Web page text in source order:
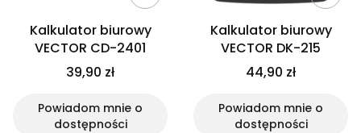
Kalkulator biurowy
VECTOR CD-2401
39,90 zł
Powiadom mnie o
dostępności
Kalkulator biurowy
VECTOR DK-215
44,90 zł
Powiadom mnie o
dostępności